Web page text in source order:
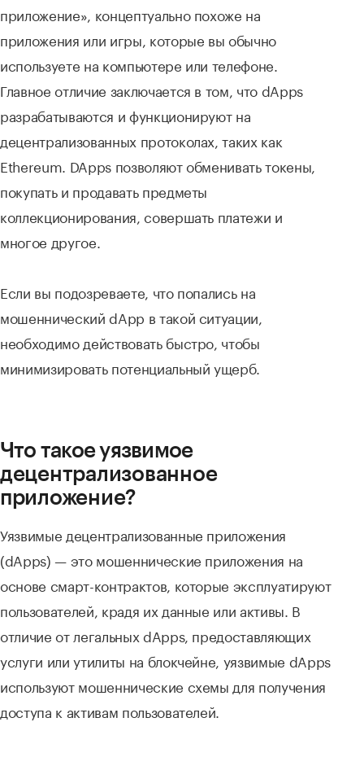
приложение», концептуально похоже на
приложения или игры, которые вы обычно
используете на компьютере или телефоне.
Главное отличие заключается в том, что dApps
разрабатываются и функционируют на
децентрализованных протоколах, таких как
Ethereum. DApps позволяют обменивать токены,
покупать и продавать предметы
коллекционирования, совершать платежи и
многое другое.
Если вы подозреваете, что попались на
мошеннический dApp в такой ситуации,
необходимо действовать быстро, чтобы
минимизировать потенциальный ущерб.
Что такое уязвимoе
децентрализованное
приложение?
Уязвимые децентрализованные приложения
(dApps) — это мошеннические приложения на
основе смарт-контрактов, которые эксплуатируют
пользователей, крадя их данные или активы. В
отличие от легальных dApps, предоставляющих
услуги или утилиты на блокчейне, уязвимые dApps
используют мошеннические схемы для получения
доступа к активам пользователей.